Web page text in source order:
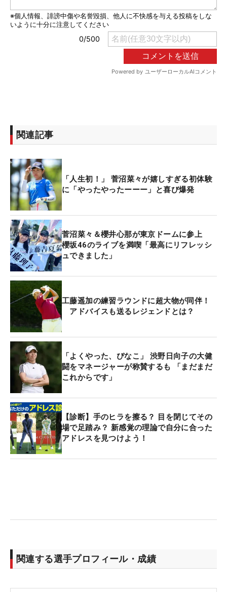
関連記事
「人生初！」 菅沼菜々が嬉しすぎる初体験
に「やったやったーーー」と喜び爆発
菅沼菜々＆櫻井心那が東京ドームに参上
櫻坂46のライブを満喫「最高にリフレッシ
ュできました」
工藤遥加の練習ラウンドに超大物が同伴！
アドバイスも送るレジェンドとは？
「よくやった、ぴなこ」 渋野日向子の大健
闘をマネージャーが称賛するも 「まだまだ
これからです」
【診断】手のヒラを擦る？ 目を閉じてその
場で足踏み？ 新感覚の理論で自分に合った
アドレスを見つけよう！
関連する選手プロフィール・成績